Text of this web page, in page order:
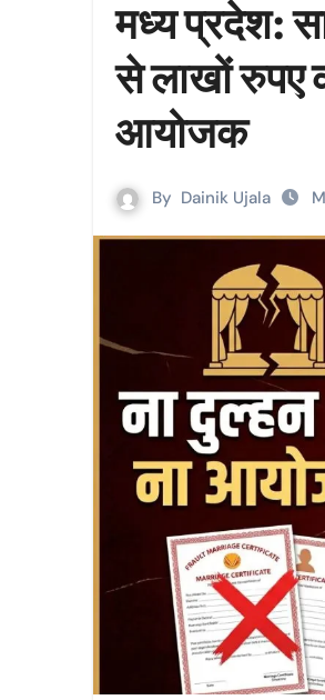
मध्य प्रदेश:
से लाखों रुपए
आयोजक
By Dainik Ujala